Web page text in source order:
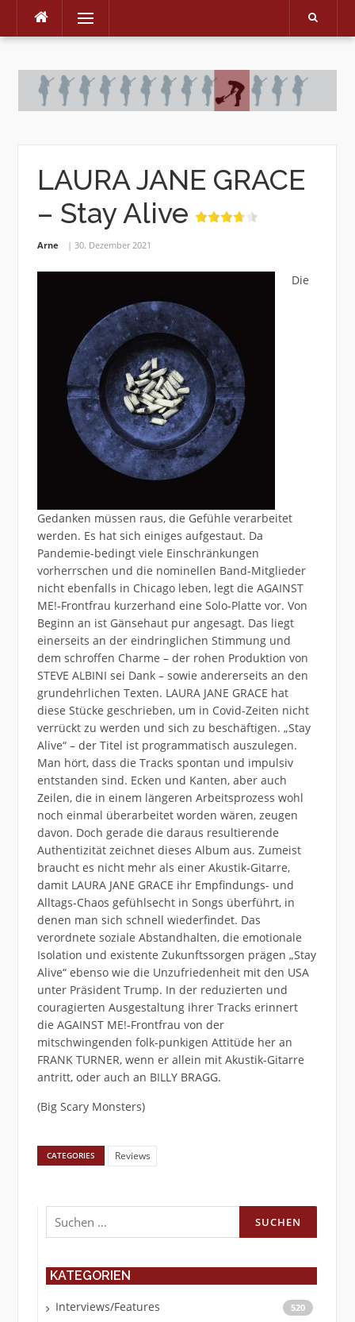
Skip
Menu
LAURA JANE GRACE
– Stay Alive
Arne 30. Dezember 2021
Die
Gedanken müssen raus, die Gefühle verarbeitet
werden. Es hat sich einiges aufgestaut. Da
Pandemie-bedingt viele Einschränkungen
vorherrschen und die nominellen Band-Mitglieder
nicht ebenfalls in Chicago leben, legt die AGAINST
ME!-Frontfrau kurzerhand eine Solo-Platte vor. Von
Beginn an ist Gänsehaut pur angesagt. Das liegt
einerseits an der eindringlichen Stimmung und
dem schroffen Charme – der rohen Produktion von
STEVE ALBINI sei Dank – sowie andererseits an den
grundehrlichen Texten. LAURA JANE GRACE hat
diese Stücke geschrieben, um in Covid-Zeiten nicht
verrückt zu werden und sich zu beschäftigen. „Stay
Alive“ – der Titel ist programmatisch auszulegen.
Man hört, dass die Tracks spontan und impulsiv
entstanden sind. Ecken und Kanten, aber auch
Zeilen, die in einem längeren Arbeitsprozess wohl
noch einmal überarbeitet worden wären, zeugen
davon. Doch gerade die daraus resultierende
Authentizität zeichnet dieses Album aus. Zumeist
braucht es nicht mehr als einer Akustik-Gitarre,
damit LAURA JANE GRACE ihr Empfindungs- und
Alltags-Chaos gefühlsecht in Songs überführt, in
denen man sich schnell wiederfindet. Das
verordnete soziale Abstandhalten, die emotionale
Isolation und existente Zukunftssorgen prägen „Stay
Alive“ ebenso wie die Unzufriedenheit mit den USA
unter Präsident Trump. In der reduzierten und
couragierten Ausgestaltung ihrer Tracks erinnert
die AGAINST ME!-Frontfrau von der
mitschwingenden folk-punkigen Attitüde her an
FRANK TURNER, wenn er allein mit Akustik-Gitarre
antritt, oder auch an BILLY BRAGG.
(Big Scary Monsters)
CATEGORIES Reviews
Suchen
nach:
KATEGORIEN
Interviews/Features 520